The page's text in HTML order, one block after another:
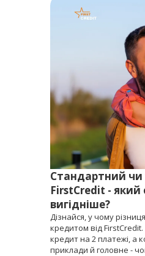
Стандартний чи
FirstCredit -
вигідніше?
Дізнайся, у чому
кредитом від
кредит на 2 платежі, а
приклади й головне -